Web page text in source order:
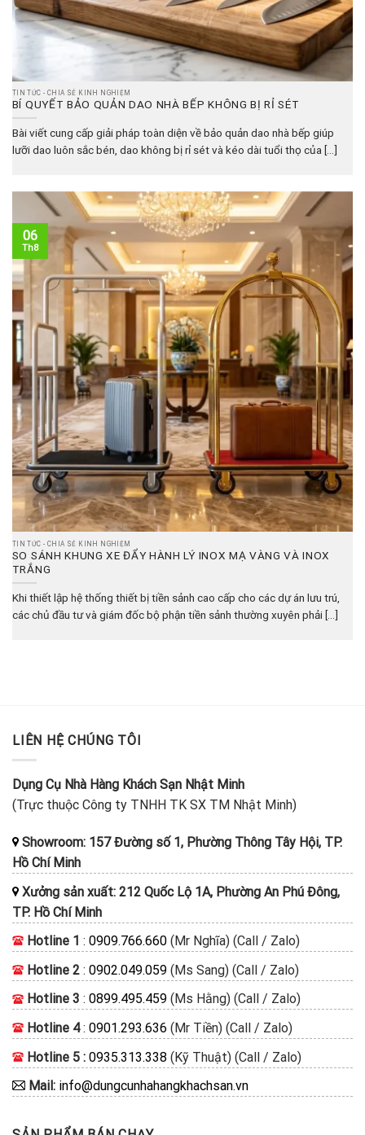
TIN TỨC - CHIA SẺ KINH NGHIỆM
BÍ QUYẾT BẢO QUẢN DAO NHÀ BẾP KHÔNG BỊ RỈ SÉT
Bài viết cung cấp giải pháp toàn diện về bảo quản dao nhà bếp giúp
lưỡi dao luôn sắc bén, dao không bị rỉ sét và kéo dài tuổi thọ của [...]
TIN TỨC - CHIA SẺ KINH NGHIỆM
SO SÁNH KHUNG XE ĐẨY HÀNH LÝ INOX MẠ VÀNG VÀ INOX
TRẮNG
Khi thiết lập hệ thống thiết bị tiền sảnh cao cấp cho các dự án lưu trú,
các chủ đầu tư và giám đốc bộ phận tiền sảnh thường xuyên phải [...]
06
Th8
LIÊN HỆ CHÚNG TÔI
Dụng Cụ Nhà Hàng Khách Sạn Nhật Minh
(Trực thuộc Công ty TNHH TK SX TM Nhật Minh)
Showroom: 157 Đường số 1, Phường Thông Tây Hội, TP.
Hồ Chí Minh
Xưởng sản xuất: 212 Quốc Lộ 1A, Phường An Phú Đông,
TP. Hồ Chí Minh
Hotline 1 : 0909.766.660 (Mr Nghĩa) (Call / Zalo)
Hotline 2 : 0902.049.059 (Ms Sang) (Call / Zalo)
Hotline 3 : 0899.495.459 (Ms Hằng) (Call / Zalo)
Hotline 4: 0901.293.636 (Mr Tiền) (Call / Zalo)
Hotline 5 : 0935.313.338 (Kỹ Thuật) (Call / Zalo)
Mail: info@dungcunhahangkhachsan.vn